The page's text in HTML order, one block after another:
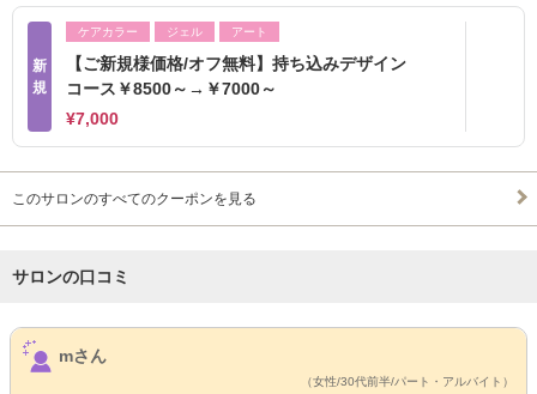
新
規
ケアカラー ジェル アート
【ご新規様価格/オフ無料】持ち込みデザイン
コース￥8500～→￥7000～
¥7,000
このサロンのすべてのクーポンを見る
サロンの口コミ
サロンPick Up
mさん
（女性/30代前半/パート・アルバイト）